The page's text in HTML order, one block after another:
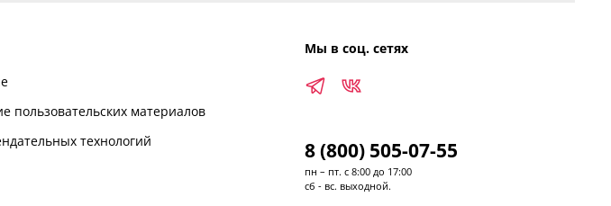
пользовательских материалов
технологий
Мы в соц. сетях
8 (800) 505-07-55
пн – пт. с 8:00 до 17:00
сб - вс. выходной.